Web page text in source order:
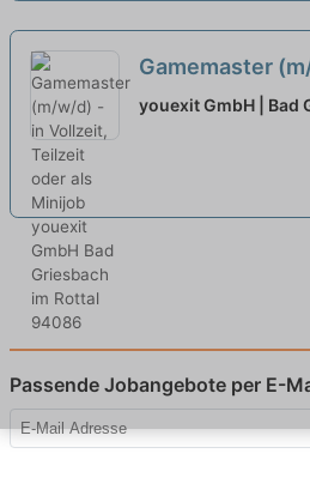
Gamemaster
Teilzeit oder als
youexit GmbH | Bad
Passende Jobangebote per E-